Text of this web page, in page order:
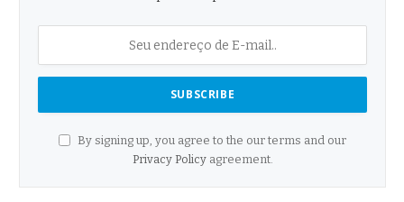
By signing up, you agree to the our terms and our
Privacy Policyagreement.